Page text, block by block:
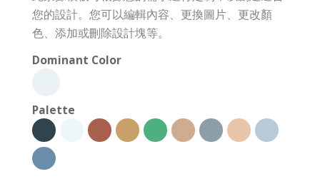
您的設計。您可以編輯內容、更換圖片、更改顏
色、添加或刪除設計塊等。
Dominant Color
Palette